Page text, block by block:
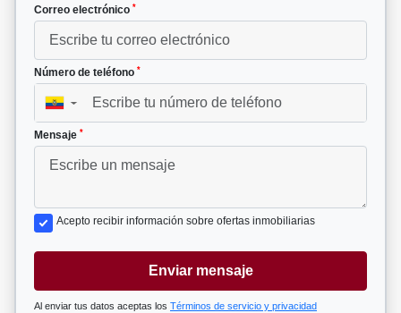
Correo electrónico *
Número de teléfono *
▼
Mensaje *
Acepto recibir información sobre ofertas inmobiliarias
Enviar mensaje
Al enviar tus datos aceptas los Términos de servicio y privacidad